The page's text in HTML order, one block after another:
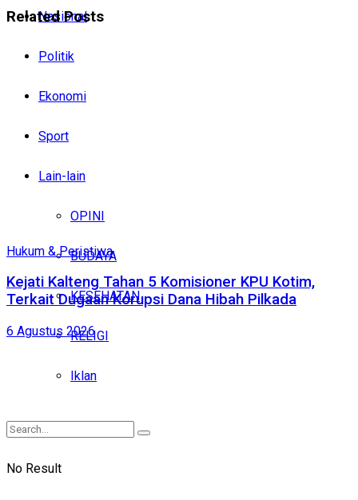
Nasional
Politik
Ekonomi
Sport
Lain-lain
OPINI
BUDAYA
KESEHATAN
RELIGI
Iklan
No Result
RelatedPosts
Hukum & Peristiwa
Kejati Kalteng Tahan 5 Komisioner KPU Kotim,
Terkait Dugaan Korupsi Dana Hibah Pilkada
6 Agustus 2026